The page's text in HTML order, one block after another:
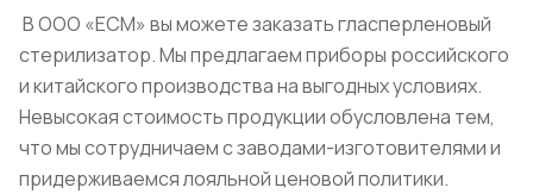
В ООО «ЕСМ» вы можете заказать гласперленовый
стерилизатор. Мы предлагаем приборы российского
и китайского производства на выгодных условиях.
Невысокая стоимость продукции обусловлена тем,
что мы сотрудничаем с заводами-изготовителями и
придерживаемся лояльной ценовой политики.